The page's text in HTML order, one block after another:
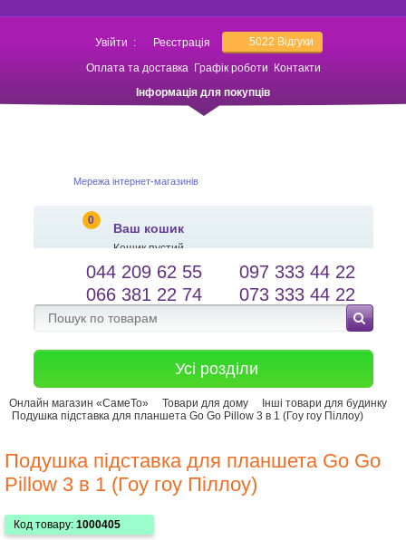
Увійти : Реєстрація 5022 Відгуки
Оплата та доставка Графік роботи
Контакти
Інформація для покупців
Мережа інтернет-магазинів
0
Ваш кошик
Кошик пустий
salessameto@gmail.com
Зворотній зв'язок
Мова сайту
044 209 62 55
097 333 44 22
066 381 22 74
073 333 44 22
Усі розділи
Онлайн магазин «СамеТо» Товари для дому
Інші товари для будинку
Подушка підставка для планшета Go Go Pillow 3 в 1 (Гоу гоу Піллоу)
Подушка підставка для планшета Go Go
Pillow 3 в 1 (Гоу гоу Піллоу)
Код товару: 1000405